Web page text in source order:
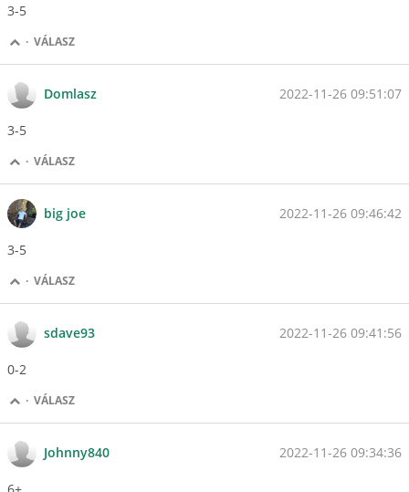
3-5
· VÁLASZ
Domlasz 2022-11-26 09:51:07
3-5
· VÁLASZ
big joe 2022-11-26 09:46:42
3-5
· VÁLASZ
sdave93 2022-11-26 09:41:56
0-2
· VÁLASZ
Johnny840 2022-11-26 09:34:36